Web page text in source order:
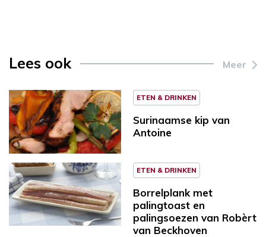
Lees ook Meer
ETEN & DRINKEN
Surinaamse kip van
Antoine
ETEN & DRINKEN
Borrelplank met
palingtoast en
palingsoezen van Robèrt
van Beckhoven